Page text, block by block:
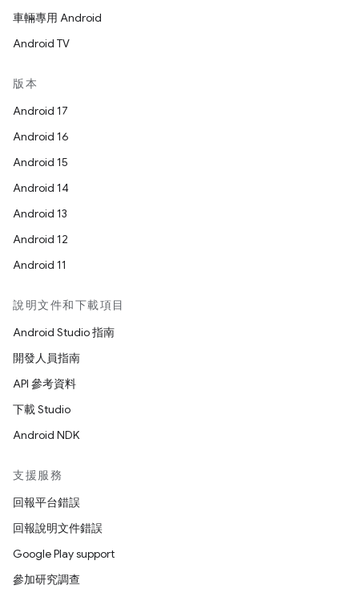
車輛專用 Android
Android TV
版本
Android 17
Android 16
Android 15
Android 14
Android 13
Android 12
Android 11
說明文件和下載項目
Android Studio 指南
開發人員指南
API 參考資料
下載 Studio
Android NDK
支援服務
回報平台錯誤
回報說明文件錯誤
Google Play support
參加研究調查